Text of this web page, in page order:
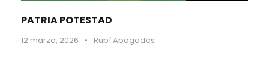
PATRIA POTESTAD
12 marzo, 2026 • Rubí Abogados